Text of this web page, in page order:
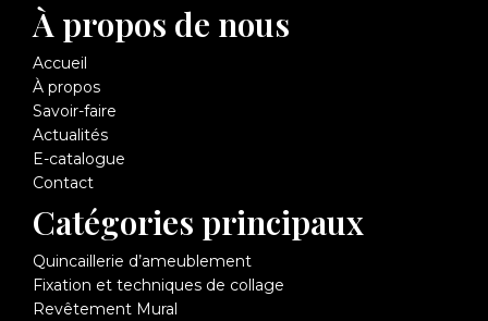
À propos de nous
Accueil
À propos
Savoir-faire
Actualités
E-catalogue
Contact
Catégories principaux
Quincaillerie d’ameublement
Fixation et techniques de collage
Revêtement Mural